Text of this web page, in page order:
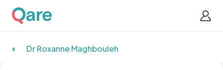
Dr Roxanne Maghbouleh